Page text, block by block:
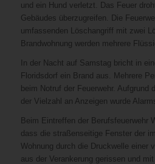
und ein Hund verletzt. Das Feuer
Gebäudes überzugreifen. Die
umfassenden Löschangriff mit zwei
Brandwohnung werden mehrere
In der Nacht auf Samstag bricht in
Floridsdorf ein Brand aus. Mehrere
beim Notruf der Feuerwehr. Aufgrund
der Vielzahl an Anzeigen wurde
Beim Eintreffen der Berufsfeuerwehr
dass die straßenseitige Fenster der
Wohnung durch die Druckwelle einer
aus der Verankerung gerissen und